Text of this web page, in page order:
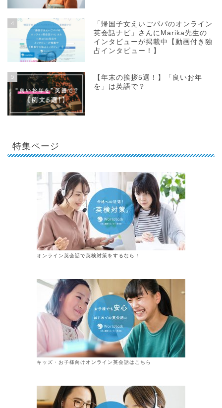
4
「帰国子女えいごパパのオンライン
英会話ナビ」さんにMarika先生の
インタビューが掲載中【動画付き独
占インタビュー！】
5
【年末の挨拶5選！】「良いお年
を」は英語で？
特集ページ
オンライン英会話で英検対策をするなら！
キッズ・お子様向けオンライン英会話はこちら